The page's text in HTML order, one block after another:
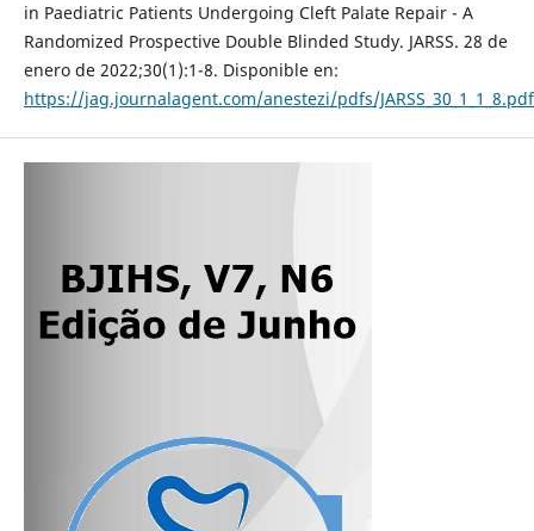
in Paediatric Patients Undergoing Cleft Palate Repair - A
Randomized Prospective Double Blinded Study. JARSS. 28 de
enero de 2022;30(1):1-8. Disponible en:
https://jag.journalagent.com/anestezi/pdfs/JARSS_30_1_1_8.pdf